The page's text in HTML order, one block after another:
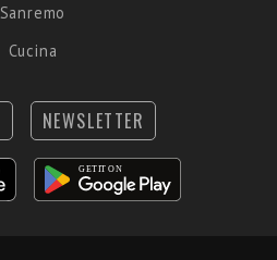
Sanremo
Cucina
NEWSLETTER